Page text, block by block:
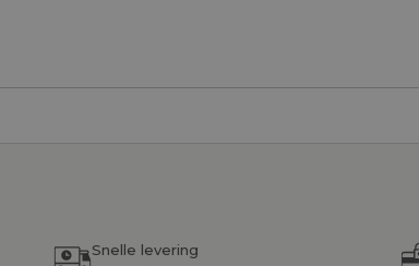
Snelle levering